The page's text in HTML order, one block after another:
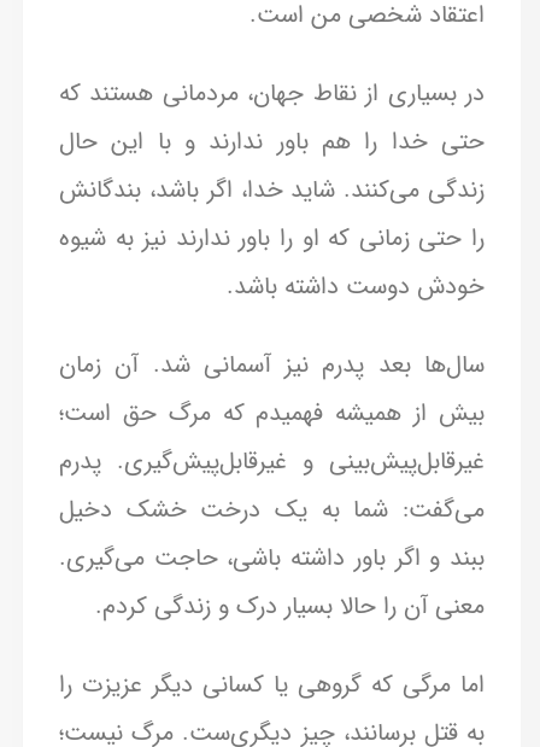
اعتقاد شخصی من است.
در بسیاری از نقاط جهان، مردمانی هستند که
حتی خدا را هم باور ندارند و با این حال
زندگی می‌کنند. شاید خدا، اگر باشد، بندگانش
را حتی زمانی که او را باور ندارند نیز به شیوه
خودش دوست داشته باشد.
سال‌ها بعد پدرم نیز آسمانی شد. آن زمان
بیش از همیشه فهمیدم که مرگ حق است؛
غیرقابل‌پیش‌بینی و غیرقابل‌پیش‌گیری. پدرم
می‌گفت: شما به یک درخت خشک دخیل
ببند و اگر باور داشته باشی، حاجت می‌گیری.
معنی آن را حالا بسیار درک و زندگی کردم.
اما مرگی که گروهی یا کسانی دیگر عزیزت را
به قتل برسانند، چیز دیگری‌ست. مرگ نیست؛